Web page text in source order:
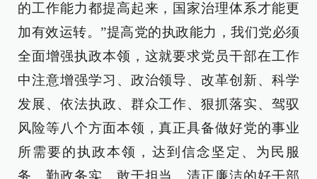
的工作能力都提高起来，国家治理体系才能更
加有效运转。”提高党的执政能力，我们党必须
全面增强执政本领，这就要求党员干部在工作
中注意增强学习、政治领导、改革创新、科学
发展、依法执政、群众工作、狠抓落实、驾驭
风险等八个方面本领，真正具备做好党的事业
所需要的执政本领，达到信念坚定、为民服
务、勤政务实、敢于担当、清正廉洁的好干部